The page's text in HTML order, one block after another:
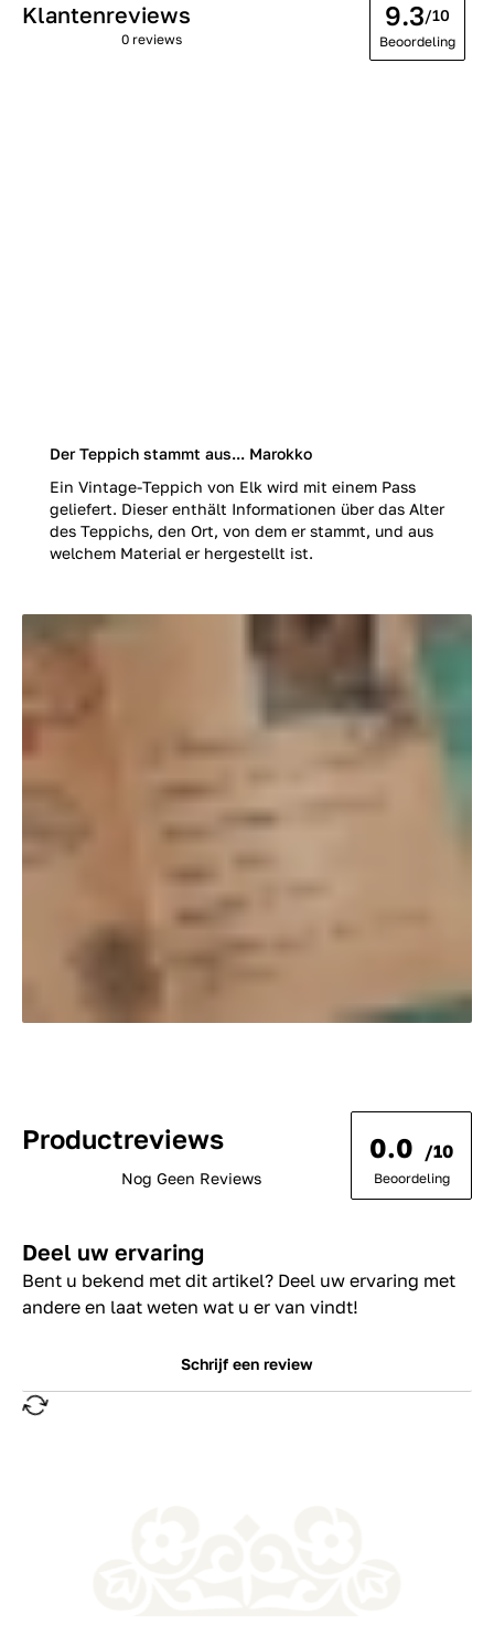
Der Teppich stammt aus... Marokko
Ein Vintage-Teppich von Elk wird mit einem Pass
geliefert. Dieser enthält Informationen über das Alter
des Teppichs, den Ort, von dem er stammt, und aus
welchem Material er hergestellt ist.
Klantenreviews
0 reviews
9.3/10
Beoordeling
Productreviews
Nog Geen Reviews
0.0 /10
Beoordeling
Deel uw ervaring
Bent u bekend met dit artikel? Deel uw ervaring met
andere en laat weten wat u er van vindt!
Schrijf een review